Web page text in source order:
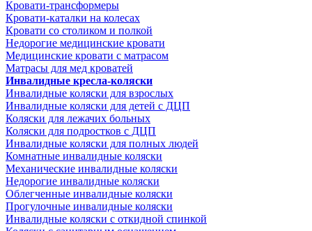
Кровати-трансформеры
Кровати-каталки на колесах
Кровати со столиком и полкой
Недорогие медицинские кровати
Медицинские кровати с матрасом
Матрасы для мед кроватей
Инвалидные кресла-коляски
Инвалидные коляски для взрослых
Инвалидные коляски для детей с ДЦП
Коляски для лежачих больных
Коляски для подростков с ДЦП
Инвалидные коляски для полных людей
Комнатные инвалидные коляски
Механические инвалидные коляски
Недорогие инвалидные коляски
Облегченные инвалидные коляски
Прогулочные инвалидные коляски
Инвалидные коляски с откидной спинкой